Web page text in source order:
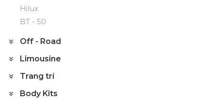
Hilux
BT - 50
Off - Road
Limousine
Trang trí
Body Kits